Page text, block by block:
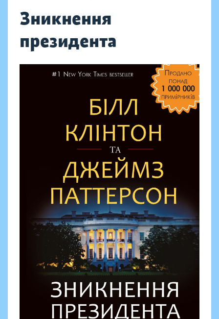
Зникнення
президента